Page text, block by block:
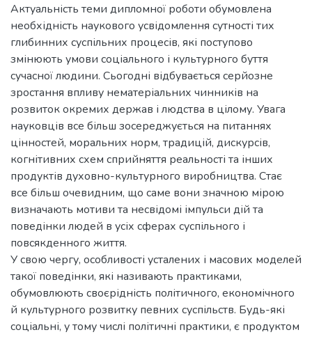
Актуальність теми дипломної роботи обумовлена
необхідність наукового усвідомлення сутності тих
глибинних суспільних процесів, які поступово
змінюють умови соціального і культурного буття
сучасної людини. Сьогодні відбувається серйозне
зростання впливу нематеріальних чинників на
розвиток окремих держав і людства в цілому. Увага
науковців все більш зосереджується на питаннях
цінностей, моральних норм, традицій, дискурсів,
когнітивних схем сприйняття реальності та інших
продуктів духовно-культурного виробництва. Стає
все більш очевидним, що саме вони значною мірою
визначають мотиви та несвідомі імпульси дій та
поведінки людей в усіх сферах суспільного і
повсякденного життя.
У свою чергу, особливості усталених і масових моделей
такої поведінки, які називають практиками,
обумовлюють своєрідність політичного, економічного
й культурного розвитку певних суспільств. Будь-які
соціальні, у тому числі політичні практики, є продуктом